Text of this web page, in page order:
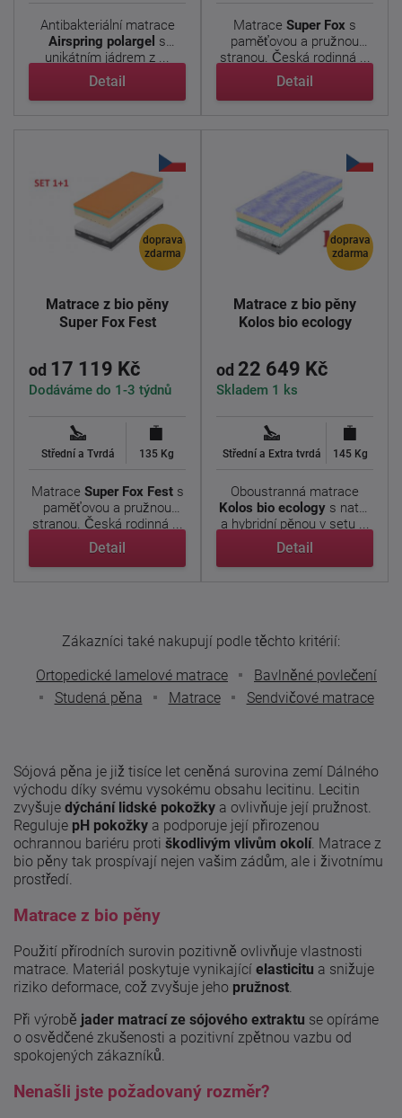
Antibakteriální matrace
Airspring polargel s
unikátním jádrem z ...
Detail
Matrace Super Fox s
paměťovou a pružnou
stranou. Česká rodinná ...
Detail
doprava
zdarma
Matrace z bio pěny
Super Fox Fest
od 17 119 Kč
Dodáváme do 1-3 týdnů
Střední a Tvrdá 135 Kg
Matrace Super Fox Fests
paměťovou a pružnou
stranou. Česká rodinná ...
Detail
doprava
zdarma
Matrace z bio pěny
Kolos bio ecology
od 22 649 Kč
Skladem 1 ks
Střední a Extra tvrdá 145 Kg
Oboustranná matrace
Kolos bio ecology s natur
a hybridní pěnou v setu ...
Detail
Zákazníci také nakupují podle těchto kritérií:
Ortopedické lamelové matrace
Bavlněné povlečení
Studená pěna
Matrace Sendvičové matrace
Sójová pěna je již tisíce let ceněná surovina zemí Dálného
východu díky svému vysokému obsahu lecitinu. Lecitin
zvyšuje dýchání lidské pokožky a ovlivňuje její pružnost.
Reguluje pH pokožky a podporuje její přirozenou
ochrannou bariéru proti škodlivým vlivům okolí. Matrace z
bio pěny tak prospívají nejen vašim zádům, ale i životnímu
prostředí.
Matrace z bio pěny
Použití přírodních surovin pozitivně ovlivňuje vlastnosti
matrace. Materiál poskytuje vynikající elasticitu a snižuje
riziko deformace, což zvyšuje jeho pružnost.
Při výrobě jader matrací ze sójového extraktu se opíráme
o osvědčené zkušenosti a pozitivní zpětnou vazbu od
spokojených zákazníků.
Nenašli jste požadovaný rozměr?